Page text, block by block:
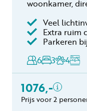
woonkamer,
Veel
Extra ruim
Parkeren
6
3 4
1076,-
Prijs voor 2